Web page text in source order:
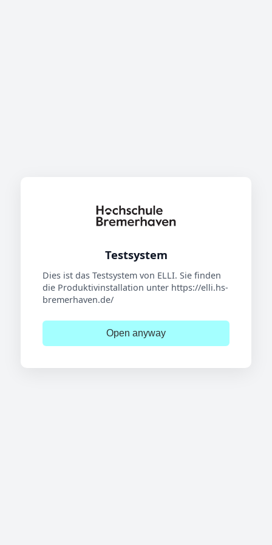
Testsystem
Dies ist das Testsystem von ELLI. Sie finden
die Produktivinstallation unter https://elli.hs-
bremerhaven.de/
Open anyway